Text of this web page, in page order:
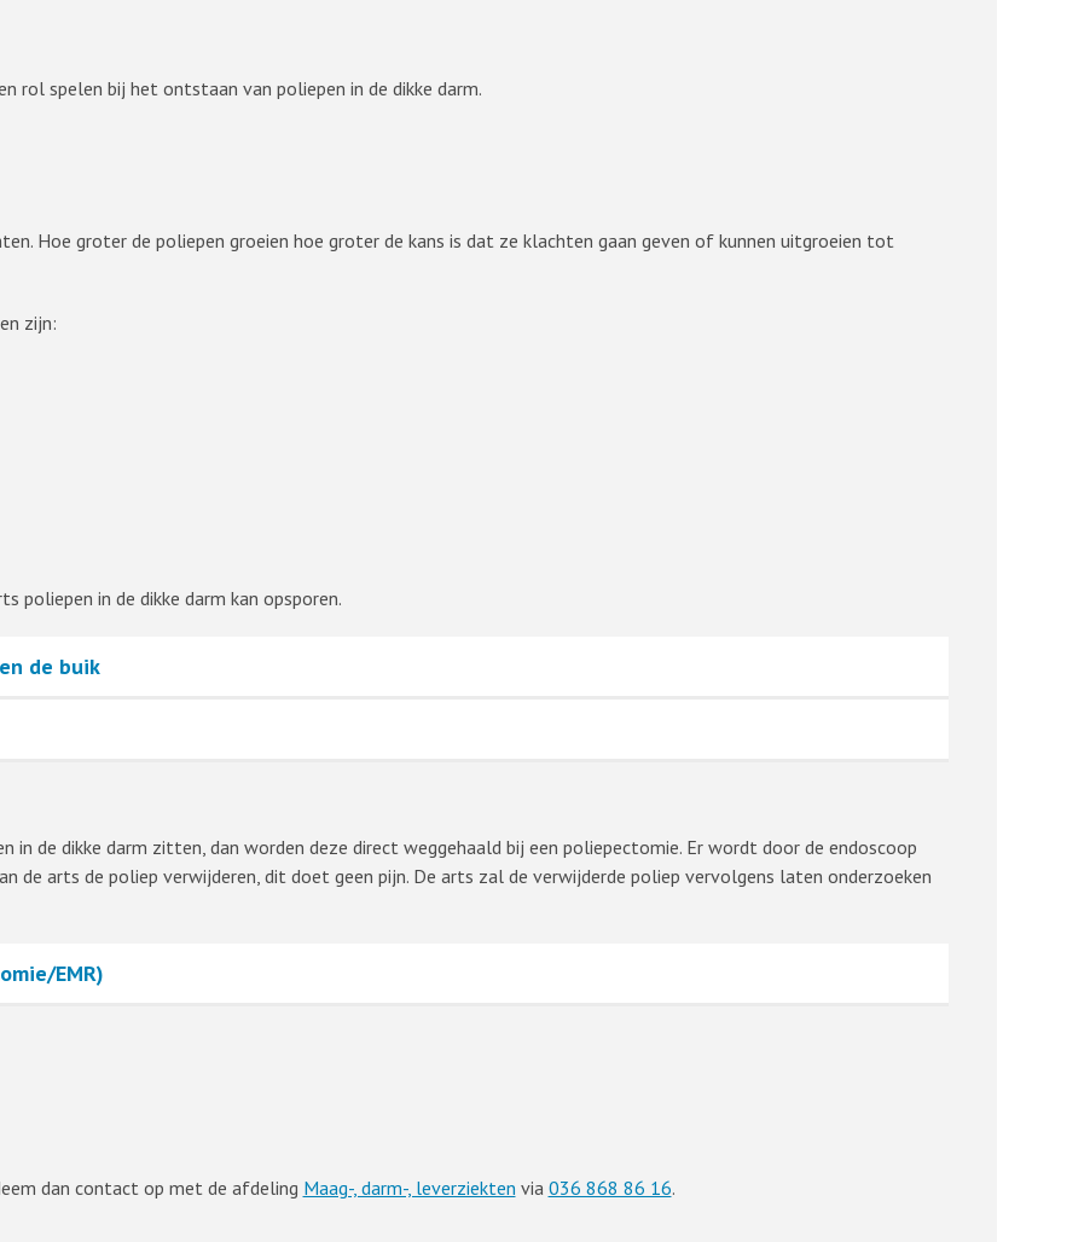
rol spelen bij het ontstaan van poliepen in de dikke darm.
Hoe groter de poliepen groeien hoe groter de kans is dat ze klachten gaan geven of kunnen uitgroeien tot
zijn:
poliepen in de dikke darm kan opsporen.
de buik
in de dikke darm zitten, dan worden deze direct weggehaald bij een poliepectomie. Er wordt door de endoscoop
de arts de poliep verwijderen, dit doet geen pijn. De arts zal de verwijderde poliep vervolgens laten onderzoeken
EMR)
dan contact op met de afdeling Maag-, darm-, leverziekten via 036 868 86 16.